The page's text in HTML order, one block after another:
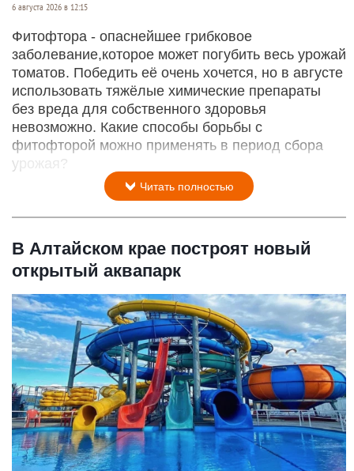
6 августа 2026 в 12:15
Фитофтора - опаснейшее грибковое
заболевание,которое может погубить весь урожай
томатов. Победить её очень хочется, но в августе
использовать тяжёлые химические препараты
без вреда для собственного здоровья
невозможно. Какие способы борьбы с
фитофторой можно применять в период сбора
урожая?
Читать полностью
В Алтайском крае построят новый
открытый аквапарк